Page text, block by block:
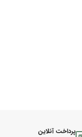
پرداخت آنلاین